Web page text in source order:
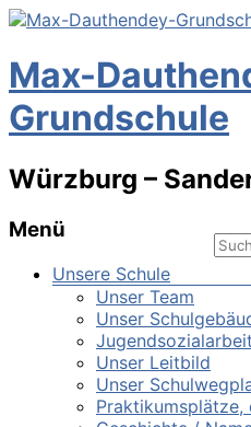
Max-
Grundschule
Würzburg –
Menü
Unsere Schule
Unser Team
Unser
Unser Leitbild
Unser
Praktikumsplätze,